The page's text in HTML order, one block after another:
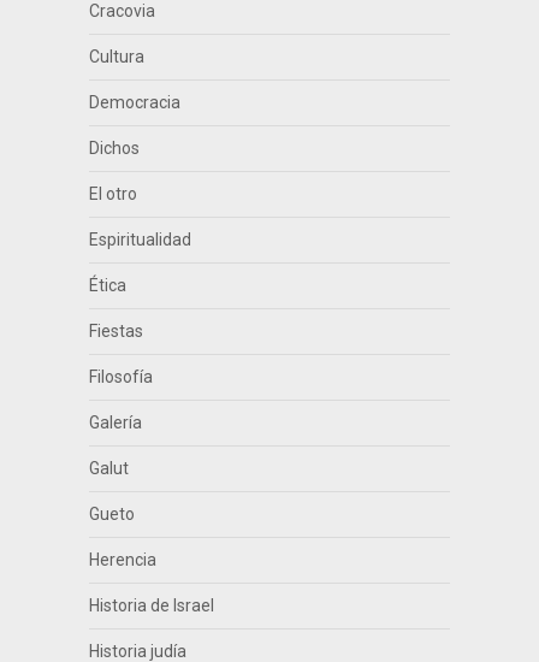
Cracovia
Cultura
Democracia
Dichos
El otro
Espiritualidad
Ética
Fiestas
Filosofía
Galería
Galut
Gueto
Herencia
Historia de Israel
Historia judía